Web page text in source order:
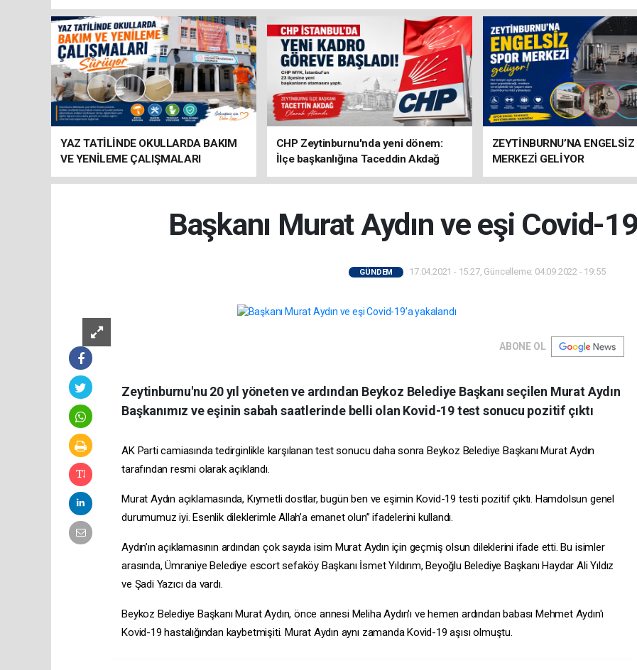
YAZ TATİLİNDE OKULLARDA BAKIM
VE YENİLEME ÇALIŞMALARI
SÜRÜYOR
CHP Zeytinburnu'nda yeni dönem:
İlçe başkanlığına Taceddin Akdağ
atandı
ZEYTİNBURNU’NA ENGELSİZ
MERKEZİ GELİYOR
Başkanı Murat Aydın ve eşi Covid-
GÜNDEM 17.04.2021 - 15:27, Güncelleme: 04.09.2022 - 19:55
ABONE OL
Zeytinburnu'nu 20 yıl yöneten ve ardından Beykoz Belediye Başkanı seçilen Murat Aydın
Başkanımız ve eşinin sabah saatlerinde belli olan Kovid-19 test sonucu pozitif çıktı
AK Parti camiasında tedirginlikle karşılanan test sonucu daha sonra Beykoz Belediye Başkanı Murat Aydın
tarafından resmi olarak açıklandı.
Murat Aydın açıklamasında, Kıymetli dostlar, bugün ben ve eşimin Kovid-19 testi pozitif çıktı. Hamdolsun genel
durumumuz iyi. Esenlik dileklerimle Allah’a emanet olun” ifadelerini kullandı.
Aydın’ın açıklamasının ardından çok sayıda isim Murat Aydın için geçmiş olsun dileklerini ifade etti. Bu isimler
arasında, Ümraniye Belediye escort sefaköy Başkanı İsmet Yıldırım, Beyoğlu Belediye Başkanı Haydar Ali Yıldız
ve Şadi Yazıcı da vardı.
Beykoz Belediye Başkanı Murat Aydın, önce annesi Meliha Aydın'ı ve hemen ardından babası Mehmet Aydın'ı
Kovid-19 hastalığından kaybetmişiti. Murat Aydın aynı zamanda Kovid-19 aşısı olmuştu.